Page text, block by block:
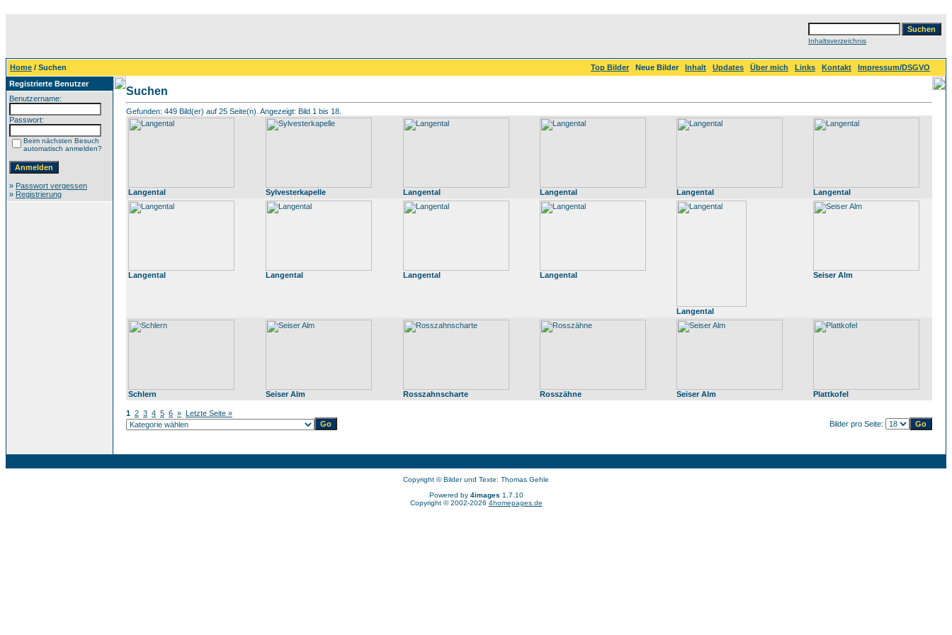
Inhaltsverzeichnis
Home / Suchen Top Bilder Neue Bilder Inhalt Updates Über mich Links Kontakt
Impressum/DSGVO
Registrierte Benutzer
Benutzername:
Passwort:
Beim nächsten Besuch
automatisch anmelden?
» Passwort vergessen
» Registrierung
Suchen
Gefunden: 449 Bild(er) auf 25 Seite(n). Angezeigt: Bild 1 bis 18.
Langental Sylvesterkapelle Langental Langental Langental Langental
Langental Langental Langental Langental
Langental
Seiser Alm
Schlern Seiser Alm Rosszahnscharte Rosszähne Seiser Alm Plattkofel
1 2 3 4 5 6 » Letzte Seite »
Bilder pro Seite:
Copyright © Bilder und Texte: Thomas Gehle
Powered by 4images 1.7.10
Copyright © 2002-2026 4homepages.de